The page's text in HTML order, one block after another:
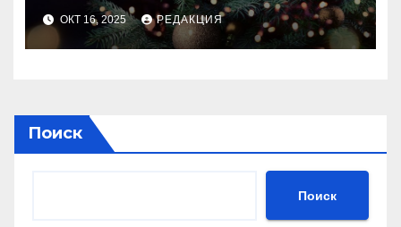
идеального праздника
ОКТ 16, 2025 РЕДАКЦИЯ
Поиск
Поиск